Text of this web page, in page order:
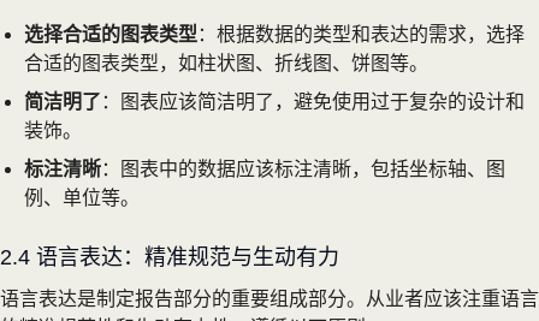
选择合适的图表类型 ：根据数据的类型和表达的需求，选择
合适的图表类型，如柱状图、折线图、饼图等。
简洁明了 ：图表应该简洁明了，避免使用过于复杂的设计和
装饰。
标注清晰：图表中的数据应该标注清晰，包括坐标轴、图
例、单位等。
2.4 语言表达：精准规范与生动有力
语言表达是制定报告部分的重要组成部分。从业者应该注重语言